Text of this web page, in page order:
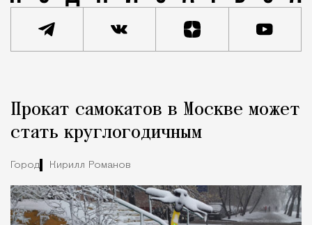
Город
Прокат самокатов в Москве может
стать круглогодичным
Город Кирилл Романов